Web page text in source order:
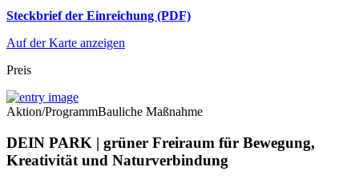
Steckbrief der Einreichung (PDF)
Auf der Karte anzeigen
Preis
Aktion/ProgrammBauliche Maßnahme
DEIN PARK | grüner Freiraum für Bewegung,
Kreativität und Naturverbindung